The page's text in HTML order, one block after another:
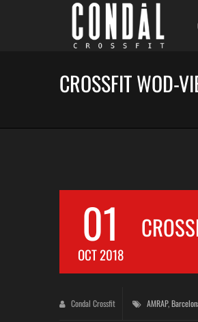
CROSSFIT WOD-
01
OCT 2018
Condal Crossfit AMRAP,